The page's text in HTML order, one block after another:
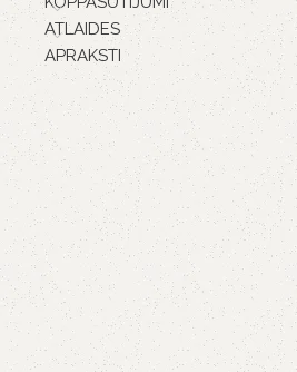
ATLAIDES
APRAKSTI